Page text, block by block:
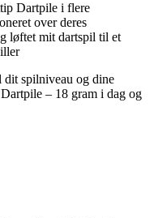
Dartpile i flere
over deres
løftet mit dartspil til et
dit spilniveau og dine
– 18 gram i dag og